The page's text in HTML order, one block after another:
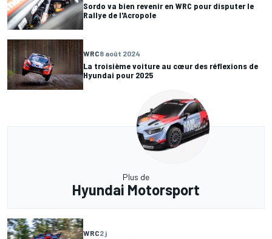
Sordo va bien revenir en WRC pour disputer le
Rallye de l'Acropole
WRC8 août 2024
La troisième voiture au cœur des réflexions de
Hyundai pour 2025
Plus de
Hyundai Motorsport
WRC2 j